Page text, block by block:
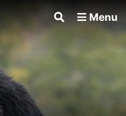
Menu